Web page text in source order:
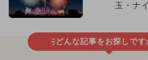
玉・ナ
どんな記事をお探しです